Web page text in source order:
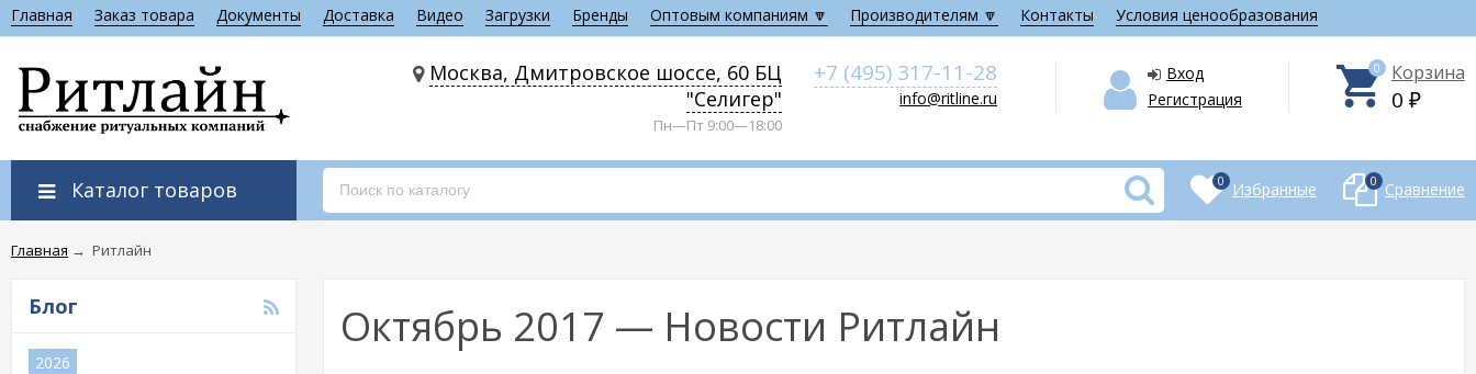
Главная Заказ товара Документы Доставка Видео Загрузки Бренды Оптовым компаниям 🔽 Производителям 🔽 Контакты Условия ценообразования
Москва, Дмитровское шоссе, 60 БЦ
"Селигер"
Пн—Пт 9:00—18:00
+7 (495) 317-11-28
info@ritline.ru
Вход
Регистрация
0 Корзина
0 ₽
Каталог товаров 0 Избранные 0 Сравнение
Главная → Ритлайн
Блог
2026
Октябрь 2017 — Новости Ритлайн